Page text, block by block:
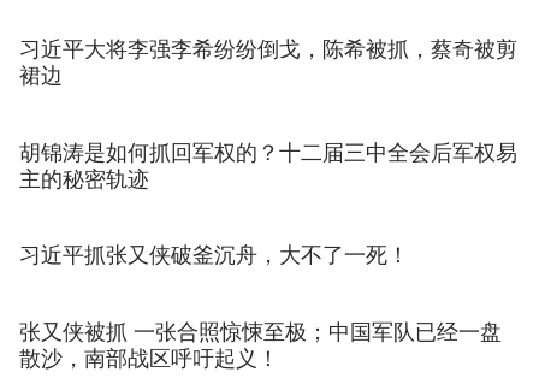
习近平大将李强李希纷纷倒戈，陈希被抓，蔡奇被剪
裙边
胡锦涛是如何抓回军权的？十二届三中全会后军权易
主的秘密轨迹
习近平抓张又侠破釜沉舟，大不了一死！
张又侠被抓 一张合照惊悚至极；中国军队已经一盘
散沙，南部战区呼吁起义！